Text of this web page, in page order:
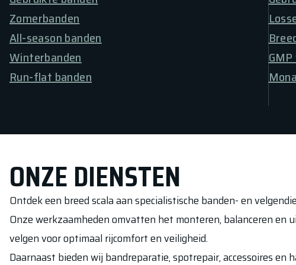
Zomerbanden
All-season banden
Winterbanden
Run-flat banden
ONZE DIENSTEN
Ontdek een breed scala aan specialistische banden- en
Onze werkzaamheden omvatten het monteren, balanceren en
velgen voor optimaal rijcomfort en veiligheid.
Daarnaast bieden wij bandreparatie, spotrepair, accessoires en